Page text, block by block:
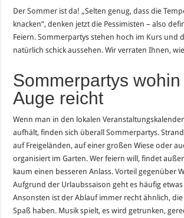
Der Sommer ist da! „Selten genug, dass die
knacken“, denken jetzt die Pessimisten – also
Feiern. Sommerpartys stehen hoch im Kurs und
natürlich schick aussehen. Wir verraten Ihnen,
Sommerpartys
Auge reicht
Wenn man in den lokalen
aufhält, finden sich überall Sommerpartys.
auf Freigeländen, auf einer großen Wiese oder
organisiert im Garten. Wer feiern will, findet
kaum einen besseren Anlass. Vorteil gegenüber
Aufgrund der Urlaubssaison geht es häufig
Ansonsten ist der Ablauf immer recht ähnlich,
Spaß haben. Musik spielt, es wird getrunken,